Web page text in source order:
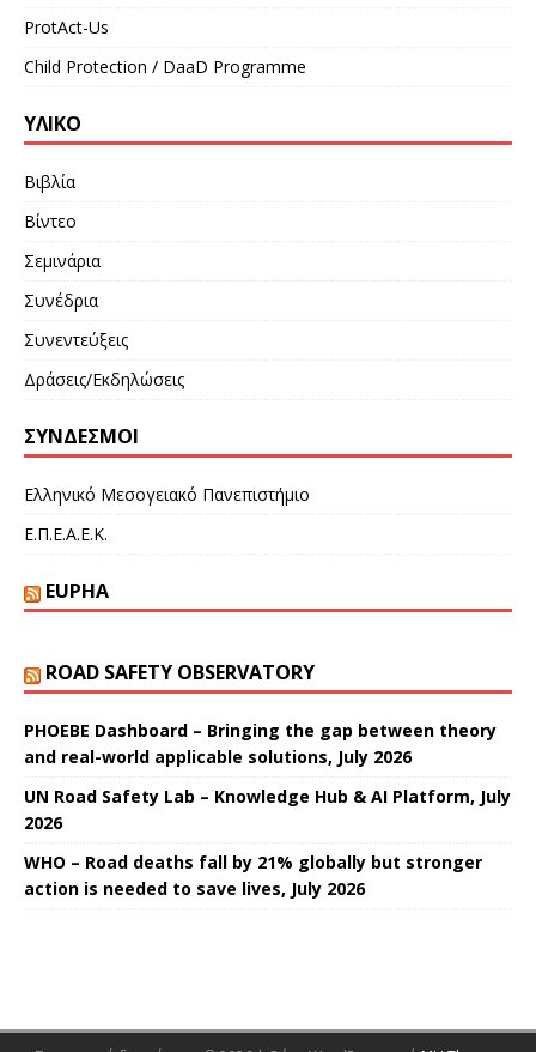
ProtAct-Us
Child Protection / DaaD Programme
ΥΛΙΚΌ
Βιβλία
Βίντεο
Σεμινάρια
Συνέδρια
Συνεντεύξεις
Δράσεις/Εκδηλώσεις
ΣΎΝΔΕΣΜΟΙ
Ελληνικό Μεσογειακό Πανεπιστήμιο
Ε.Π.Ε.Α.Ε.Κ.
EUPHA
ROAD SAFETY OBSERVATORY
PHOEBE Dashboard – Bringing the gap between theory
and real-world applicable solutions, July 2026
UN Road Safety Lab – Knowledge Hub & AI Platform, July
2026
WHO – Road deaths fall by 21% globally but stronger
action is needed to save lives, July 2026